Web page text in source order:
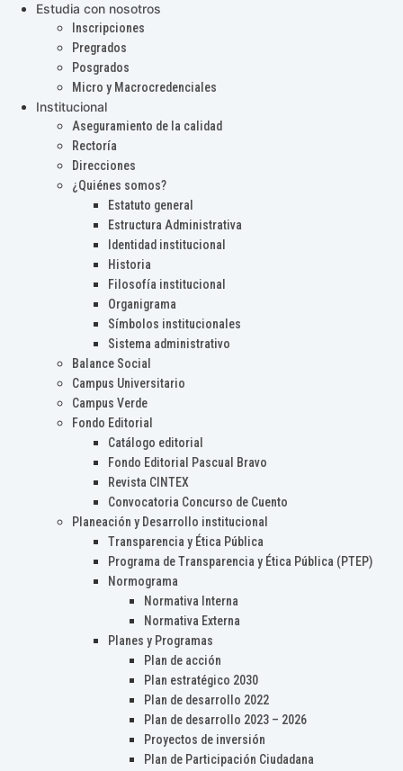
Estudia con nosotros
Inscripciones
Pregrados
Posgrados
Micro y Macrocredenciales
Institucional
Aseguramiento de la calidad
Rectoría
Direcciones
¿Quiénes somos?
Estatuto general
Estructura Administrativa
Identidad institucional
Historia
Filosofía institucional
Organigrama
Símbolos institucionales
Sistema administrativo
Balance Social
Campus Universitario
Campus Verde
Fondo Editorial
Catálogo editorial
Fondo Editorial Pascual Bravo
Revista CINTEX
Convocatoria Concurso de Cuento
Planeación y Desarrollo institucional
Transparencia y Ética Pública
Programa de Transparencia y Ética Pública (PTEP)
Normograma
Normativa Interna
Normativa Externa
Planes y Programas
Plan de acción
Plan estratégico 2030
Plan de desarrollo 2022
Plan de desarrollo 2023 – 2026
Proyectos de inversión
Plan de Participación Ciudadana